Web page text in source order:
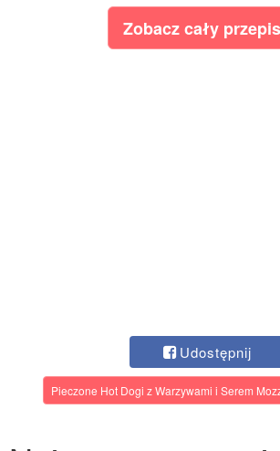
Zobacz cały
Udostępnij
Pieczone Hot Dogi z Warzywami i Serem